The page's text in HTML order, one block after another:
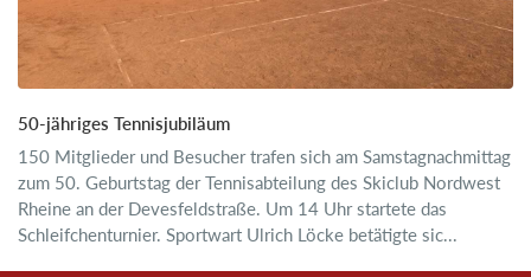
50-jähriges Tennisjubiläum
150 Mitglieder und Besucher trafen sich am Samstagnachmittag
zum 50. Geburtstag der Tennisabteilung des Skiclub Nordwest
Rheine an der Devesfeldstraße. Um 14 Uhr startete das
Schleifchenturnier. Sportwart Ulrich Löcke betätigte sic...